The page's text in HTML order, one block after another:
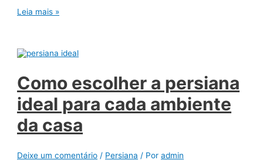
Decoração
espaços
comerciais
soluções
sob
medida
Leia mais »
Como escolher a persiana
ideal para cada ambiente
da casa
Deixe um comentário / Persiana / Poradmin